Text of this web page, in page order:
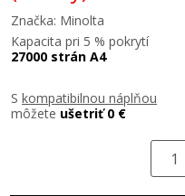
Značka: Minolta
Kapacita pri 5 % pokrytí
27000 strán A4
S kompatibilnou náplňou
môžete ušetriť 0 €